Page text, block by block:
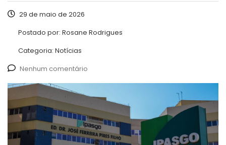
29 de maio de 2026
Postado por: Rosane Rodrigues
Categoria: Notícias
Nenhum comentário